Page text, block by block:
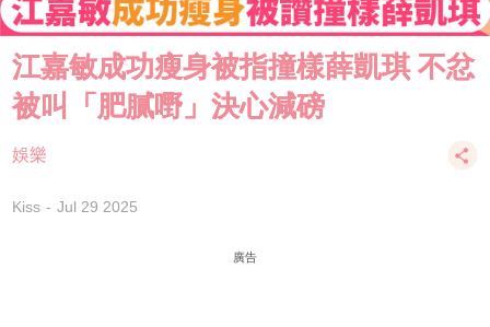
江嘉敏成功瘦身被指撞樣薛凱琪 不忿
被叫「肥膩嘢」決心減磅
娛樂
Kiss Jul 29 2025
廣告